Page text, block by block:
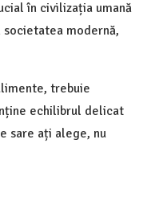
în civilizația umană
modernă,
trebuie
echilibrul delicat
sare ați alege, nu